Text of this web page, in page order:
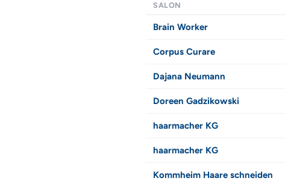
SALON
Brain Worker
Corpus Curare
Dajana Neumann
Doreen Gadzikowski
haarmacher KG
haarmacher KG
Kommheim Haare schneiden